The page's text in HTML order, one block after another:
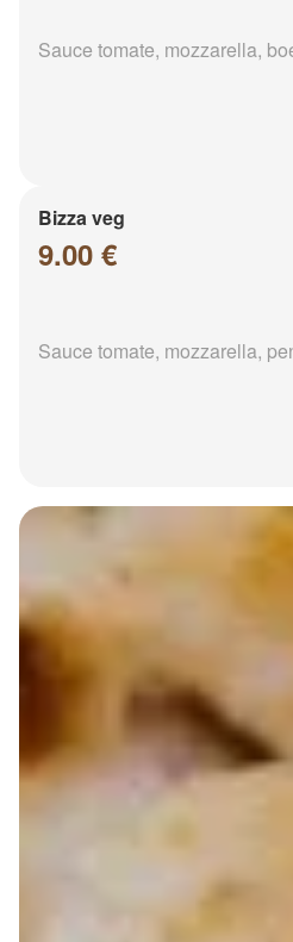
Sauce tomate, mozzarella,
Bizza veg
9.00 €
Sauce tomate, mozzarella,